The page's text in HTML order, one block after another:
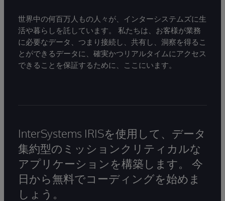
世界中の何百万人もの人々が、インターシステムズに生
活や暮らしを託しています。 私たちは、お客様が業務
に必要なデータ、つまり接続し、共有し、洞察を得るこ
とができるデータに、確実かつリアルタイムにアクセス
できることを保証するために、ここにいます。
InterSystems IRISを使用して、データ
集約型のミッションクリティカルな
アプリケーションを構築します。 今
日から無料でコーディングを始めま
しょう。